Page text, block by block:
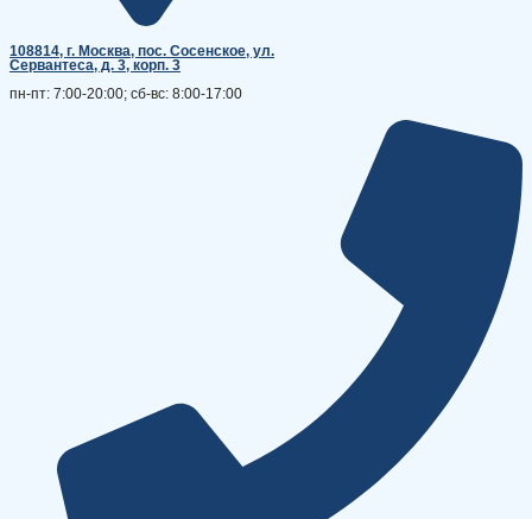
108814, г. Москва, поc. Сосенское, ул.
Сервантеса, д. 3, корп. 3
пн-пт: 7:00-20:00; сб-вс: 8:00-17:00